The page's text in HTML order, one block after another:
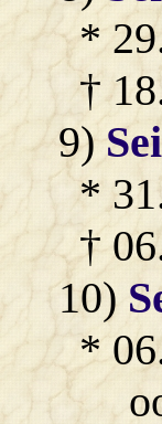
*
†
9)
*
†
10)
*